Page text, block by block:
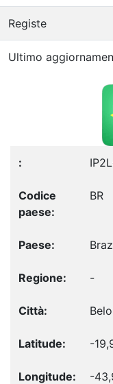
Registe
Ultimo
BR
-
-
-